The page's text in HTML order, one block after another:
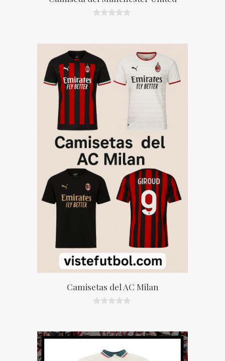
5
Camisetas del AC Milan
5